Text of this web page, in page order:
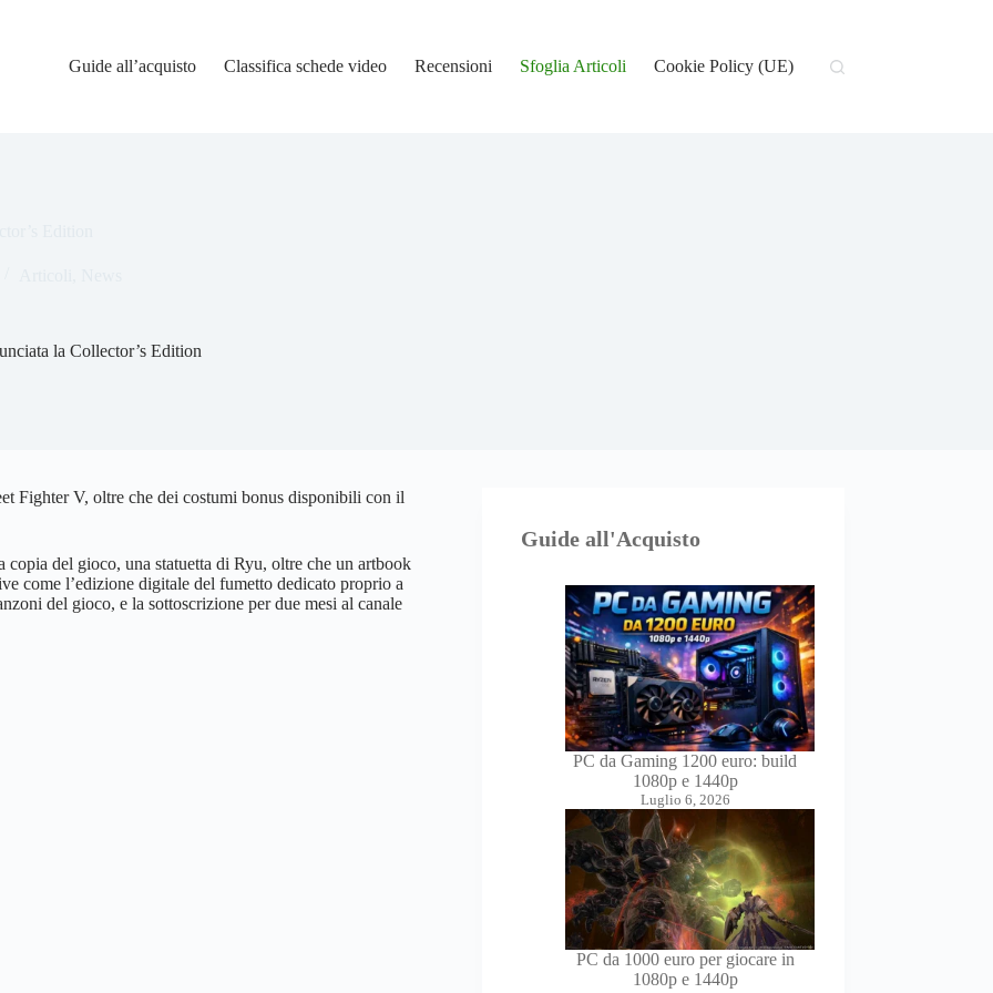
Guide all’acquisto Classifica schede video Recensioni Sfoglia Articoli Cookie Policy (UE)
la Collector’s Edition
Fighter V, oltre che dei costumi bonus disponibili con il
del gioco, una statuetta di Ryu, oltre che un artbook
come l’edizione digitale del fumetto dedicato proprio a
del gioco, e la sottoscrizione per due mesi al canale
Guide all'Acquisto
PC da Gaming 1200 euro: build
1080p e 1440p
Luglio 6, 2026
PC da 1000 euro per giocare in
1080p e 1440p